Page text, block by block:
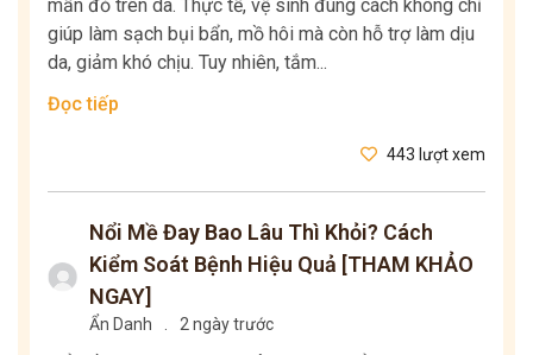
mẩn đỏ trên da. Thực tế, vệ sinh đúng cách không chỉ
giúp làm sạch bụi bẩn, mồ hôi mà còn hỗ trợ làm dịu
da, giảm khó chịu. Tuy nhiên, tắm...
Đọc tiếp
443 lượt xem
Nổi Mề Đay Bao Lâu Thì Khỏi? Cách
Kiểm Soát Bệnh Hiệu Quả [THAM KHẢO
NGAY]
Ẩn Danh 2 ngày trước